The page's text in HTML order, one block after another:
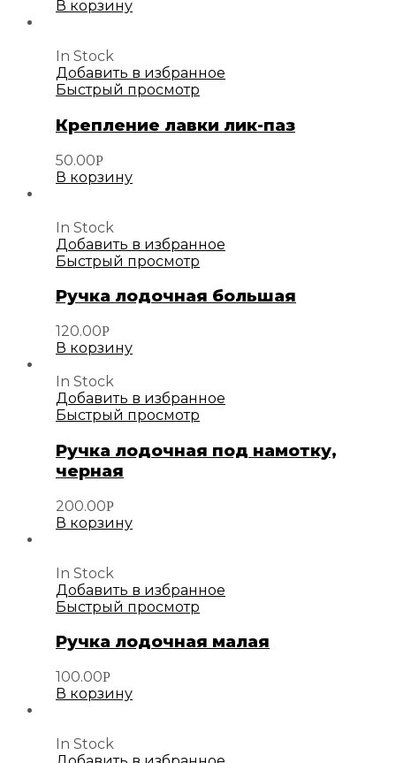
В корзину
In Stock
Добавить в избранное
Быстрый просмотр
Крепление лавки лик-паз
50.00Р
В корзину
In Stock
Добавить в избранное
Быстрый просмотр
Ручка лодочная большая
120.00Р
В корзину
In Stock
Добавить в избранное
Быстрый просмотр
Ручка лодочная под намотку,
черная
200.00Р
В корзину
In Stock
Добавить в избранное
Быстрый просмотр
Ручка лодочная малая
100.00Р
В корзину
In Stock